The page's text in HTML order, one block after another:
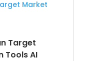
Target
Tools AI